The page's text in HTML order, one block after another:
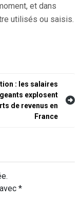
et dans
utilisés ou saisis.
: les salaires
explosent
de revenus en
France
*